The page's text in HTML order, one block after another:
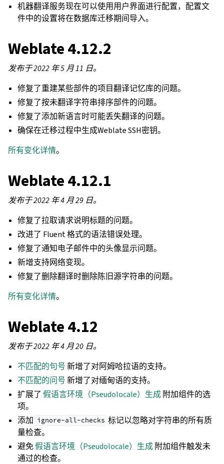
机器翻译服务现在可以使用用户界面进行配置，配置文
件中的设置将在数据库迁移期间导入。
Weblate 4.12.2
发布于 2022 年 5 月 11 日。
修复了重建某些部件的项目翻译记忆库的问题。
修复了按未翻译字符串排序部件的问题。
修复了添加新语言时可能丢失翻译的问题。
确保在迁移过程中生成Weblate SSH密钥。
所有变化详情。
Weblate 4.12.1
发布于 2022 年 4 月 29 日。
修复了拉取请求说明标题的问题。
改进了 Fluent 格式的语法错误处理。
修复了通知电子邮件中的头像显示问题。
新增支持网络变现。
修复了删除翻译时删除陈旧源字符串的问题。
所有变化详情。
Weblate 4.12
发布于 2022 年 4 月 20 日。
不匹配的句号新增了对阿姆哈拉语的支持。
不匹配的问号新增了对缅甸语的支持。
扩展了假语言环境（Pseudolocale）生成附加组件的选
项。
添加 ignore-all-checks 标记以忽略对字符串的所有质
量检查。
避免假语言环境（Pseudolocale）生成附加组件触发未
通过的检查。